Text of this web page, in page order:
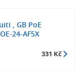
, GB PoE
24-AF5X
331 Kč